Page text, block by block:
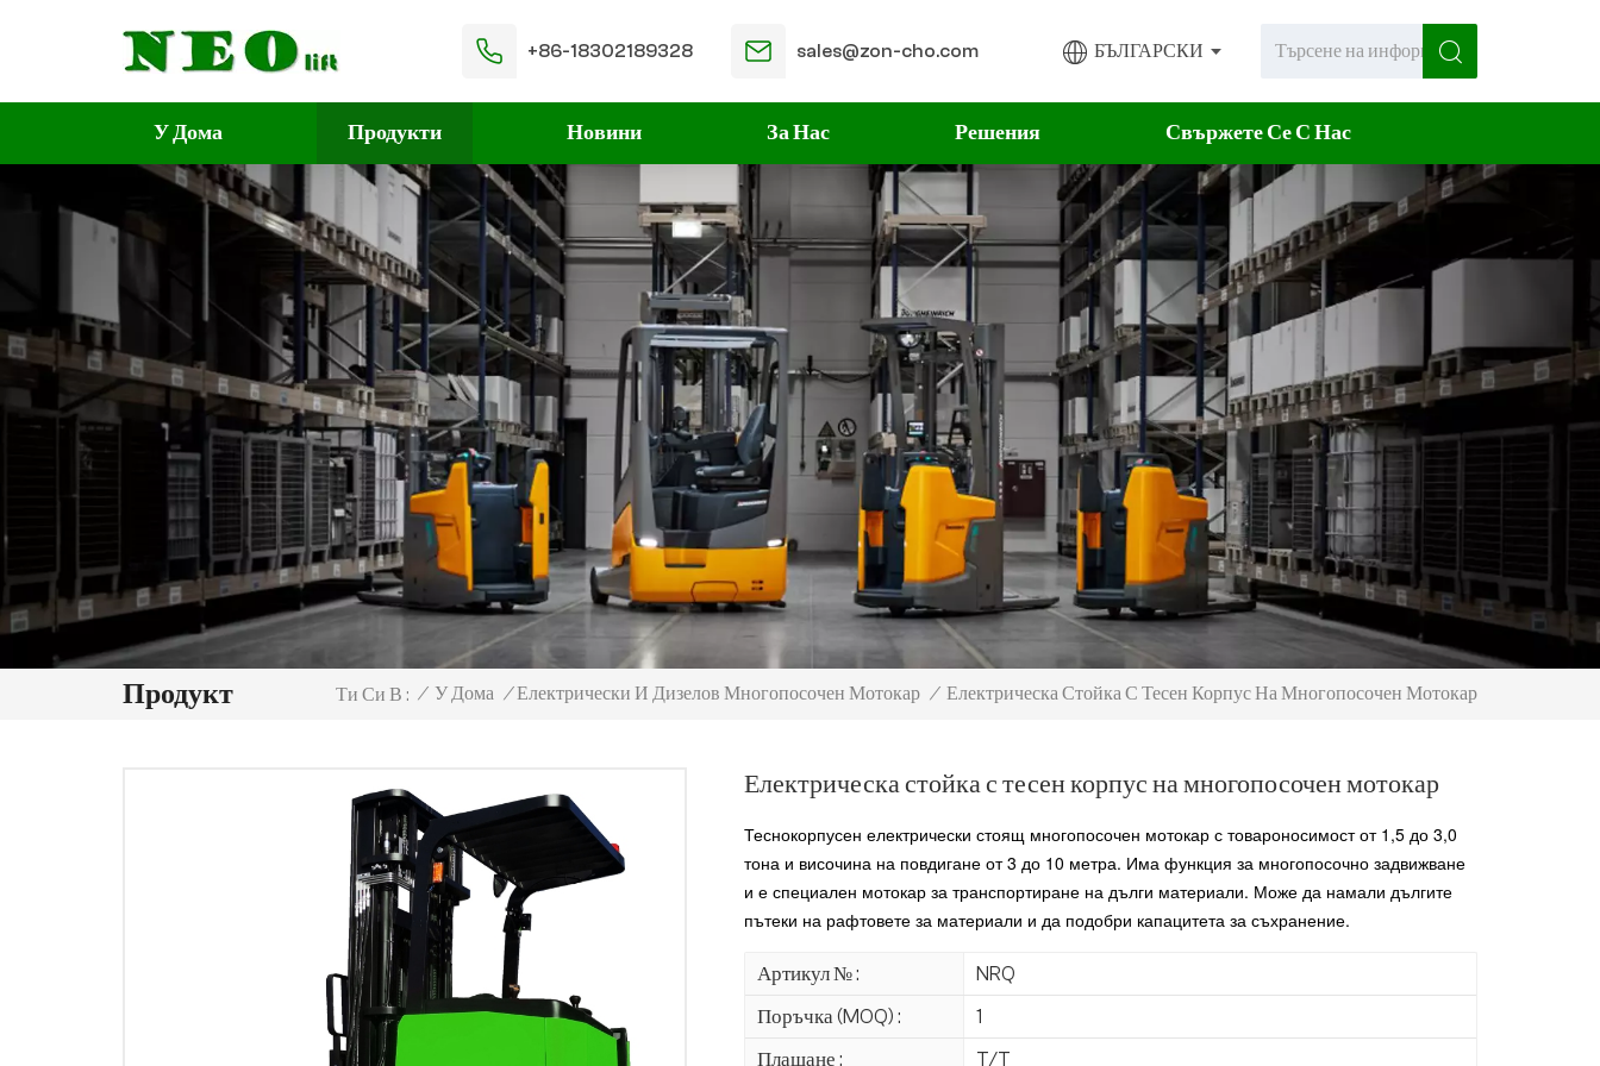
+86-18302189328 sales@zon-cho.com БЪЛГАРСКИ
У Дома Продукти Новини За Нас Решения Свържете Се С Нас
Продукт Ти Си В : / У Дома / Електрически И Дизелов Многопосочен Мотокар / Електрическа Стойка С Тесен Корпус На Многопосочен Мотокар
Електрическа стойка с тесен корпус на многопосочен мотокар
Теснокорпусен електрически стоящ многопосочен мотокар с товароносимост от 1,5 до 3,0
тона и височина на повдигане от 3 до 10 метра. Има функция за многопосочно задвижване
и е специален мотокар за транспортиране на дълги материали. Може да намали дългите
пътеки на рафтовете за материали и да подобри капацитета за съхранение.
Артикул № :
NRQ
Поръчка (MOQ) :
1
Плащане :
T/T